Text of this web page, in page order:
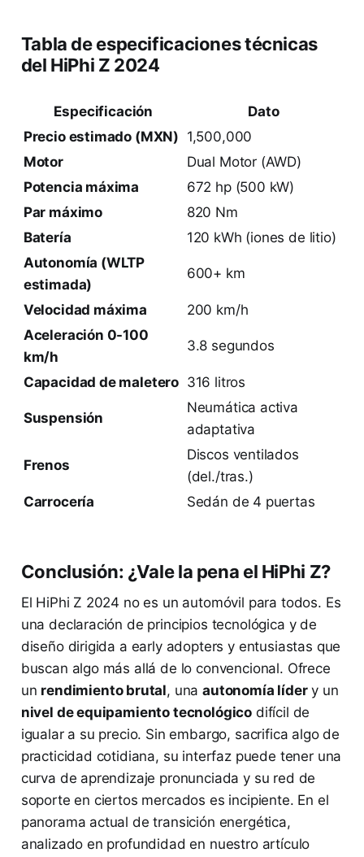
Tabla de especificaciones técnicas
del HiPhi Z 2024
Especificación
Dato
Precio estimado (MXN) 1,500,000
Motor
Dual Motor (AWD)
Potencia máxima
672 hp (500 kW)
Par máximo
820 Nm
Batería
120 kWh (iones de litio)
Autonomía (WLTP
estimada)
600+ km
Velocidad máxima
200 km/h
Aceleración 0-100
km/h
3.8 segundos
Capacidad de maletero 316 litros
Suspensión
Neumática activa
adaptativa
Frenos
Discos ventilados
(del./tras.)
Carrocería
Sedán de 4 puertas
Conclusión: ¿Vale la pena el HiPhi Z?
El HiPhi Z 2024 no es un automóvil para todos. Es
una declaración de principios tecnológica y de
diseño dirigida a early adopters y entusiastas que
buscan algo más allá de lo convencional. Ofrece
un rendimiento brutal, unaautonomía lídery un
nivel de equipamiento tecnológico difícil de
igualar a su precio. Sin embargo, sacrifica algo de
practicidad cotidiana, su interfaz puede tener una
curva de aprendizaje pronunciada y su red de
soporte en ciertos mercados es incipiente. En el
panorama actual de transición energética,
analizado en profundidad en nuestro artículo